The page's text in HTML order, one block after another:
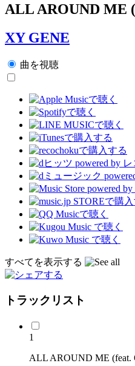
ALL AROUND ME
XY GENE
曲を視聴
すべてを表示する
トラックリスト
1
ALL AROUND ME (feat.